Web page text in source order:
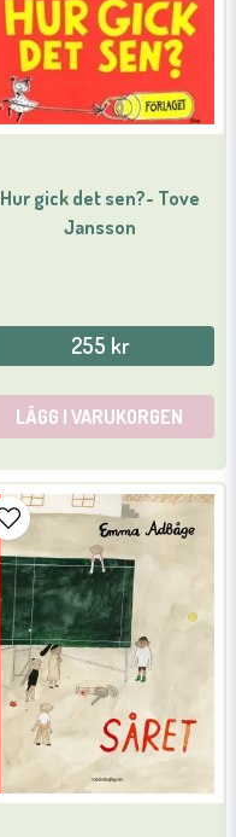
Hur gick det sen?- Tove
Jansson
255 kr
LÄGG I VARUKORGEN